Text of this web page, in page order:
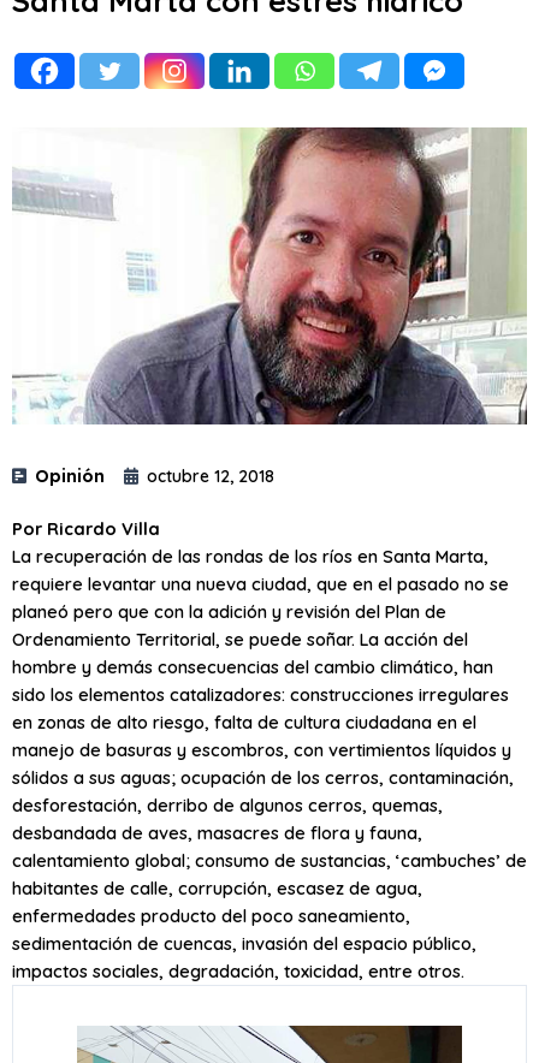
Opinión octubre 12, 2018
Por Ricardo Villa
La recuperación de las rondas de los ríos en Santa Marta,
requiere levantar una nueva ciudad, que en el pasado no se
planeó pero que con la adición y revisión del Plan de
Ordenamiento Territorial, se puede soñar. La acción del
hombre y demás consecuencias del cambio climático, han
sido los elementos catalizadores: construcciones irregulares
en zonas de alto riesgo, falta de cultura ciudadana en el
manejo de basuras y escombros, con vertimientos líquidos y
sólidos a sus aguas; ocupación de los cerros, contaminación,
desforestación, derribo de algunos cerros, quemas,
desbandada de aves, masacres de flora y fauna,
calentamiento global; consumo de sustancias, ‘cambuches’ de
habitantes de calle, corrupción, escasez de agua,
enfermedades producto del poco saneamiento,
sedimentación de cuencas, invasión del espacio público,
impactos sociales, degradación, toxicidad, entre otros.